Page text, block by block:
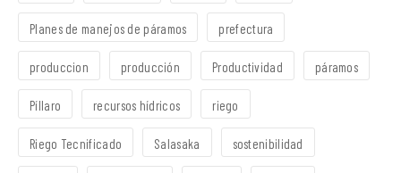
Planes de manejos de páramos prefectura
produccion producción Productividad páramos
Píllaro recursos hídricos riego
Riego Tecnificado Salasaka sostenibilidad